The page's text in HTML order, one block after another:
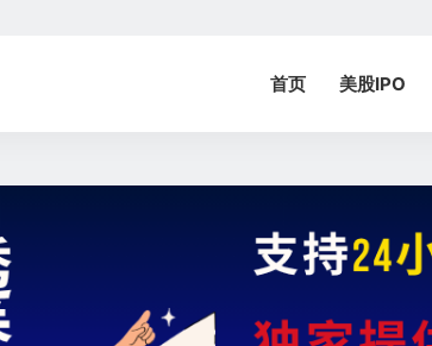
首页 美股IPO